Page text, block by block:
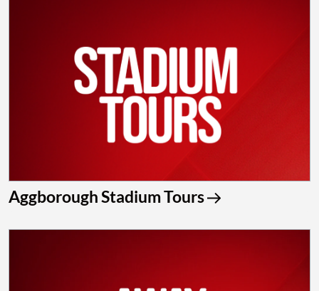
Aggborough Stadium Tours